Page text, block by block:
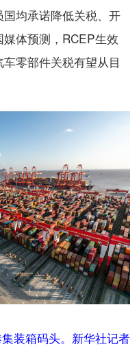
均承诺降低关税、开
体预测，RCEP生效
零部件关税有望从目
装箱码头。新华社记者